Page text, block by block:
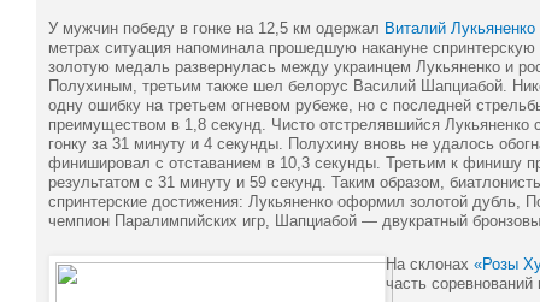
У мужчин победу в гонке на 12,5 км одержал Виталий Лукьяненко
метрах ситуация напоминала прошедшую накануне спринтерскую
золотую медаль развернулась между украинцем Лукьяненко и
Полухиным, третьим также шел белорус Василий Шапциабой.
одну ошибку на третьем огневом рубеже, но с последней
преимуществом в 1,8 секунд. Чисто отстрелявшийся Лукьяненко
гонку за 31 минуту и 4 секунды. Полухину вновь не удалось
финишировал с отставанием в 10,3 секунды. Третьим к финишу
результатом с 31 минуту и 59 секунд. Таким образом,
спринтерские достижения: Лукьяненко оформил золотой дубль,
чемпион Паралимпийских игр, Шапциабой — двукратный
На склонах «Розы
часть